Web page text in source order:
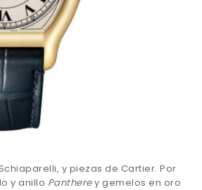
y piezas de Cartier. Por
y anillo Pantherey gemelos en oro